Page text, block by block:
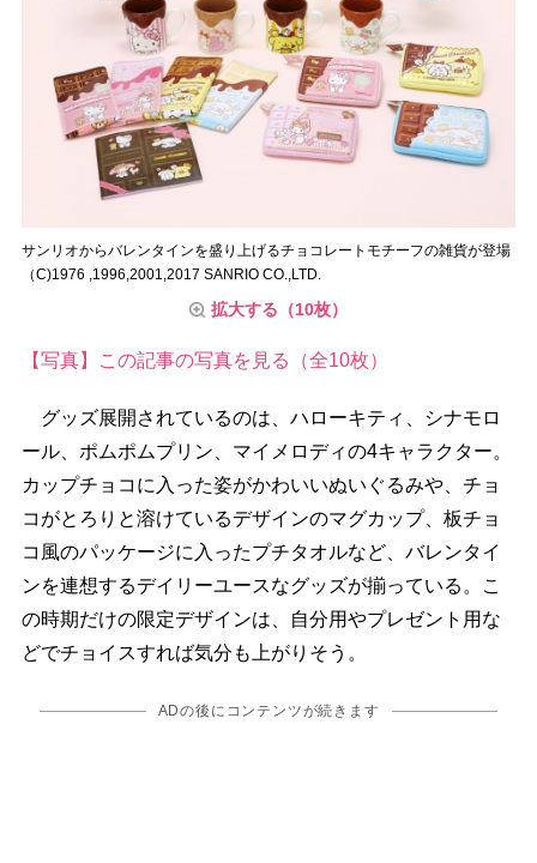
サンリオからバレンタインを盛り上げるチョコレートモチーフの雑貨が登場
（C)1976 ,1996,2001,2017 SANRIO CO.,LTD.
拡大する（10枚）
【写真】この記事の写真を見る（全10枚）
グッズ展開されているのは、ハローキティ、シナモロ
ール、ポムポムプリン、マイメロディの4キャラクター。
カップチョコに入った姿がかわいいぬいぐるみや、チョ
コがとろりと溶けているデザインのマグカップ、板チョ
コ風のパッケージに入ったプチタオルなど、バレンタイ
ンを連想するデイリーユースなグッズが揃っている。こ
の時期だけの限定デザインは、自分用やプレゼント用な
どでチョイスすれば気分も上がりそう。
ADの後にコンテンツが続きます